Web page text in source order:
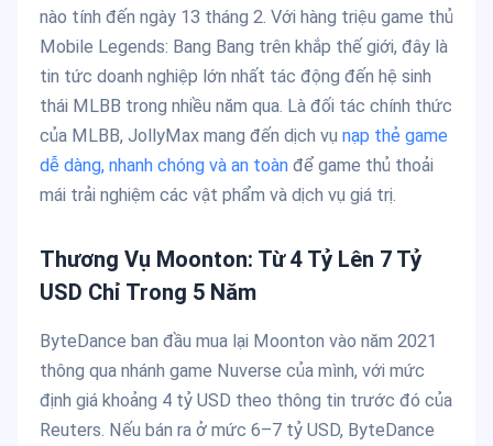
nào tính đến ngày 13 tháng 2. Với hàng triệu game thủ
Mobile Legends: Bang Bang trên khắp thế giới, đây là
tin tức doanh nghiệp lớn nhất tác động đến hệ sinh
thái MLBB trong nhiều năm qua. Là đối tác chính thức
của MLBB, JollyMax mang đến dịch vụ nạp thẻ game
dễ dàng, nhanh chóng và an toàn để game thủ thoải
mái trải nghiệm các vật phẩm và dịch vụ giá trị.
Thương Vụ Moonton: Từ 4 Tỷ Lên 7 Tỷ
USD Chỉ Trong 5 Năm
ByteDance ban đầu mua lại Moonton vào năm 2021
thông qua nhánh game Nuverse của mình, với mức
định giá khoảng 4 tỷ USD theo thông tin trước đó của
Reuters. Nếu bán ra ở mức 6–7 tỷ USD, ByteDance